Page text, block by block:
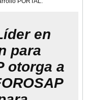
en
para
otorga a